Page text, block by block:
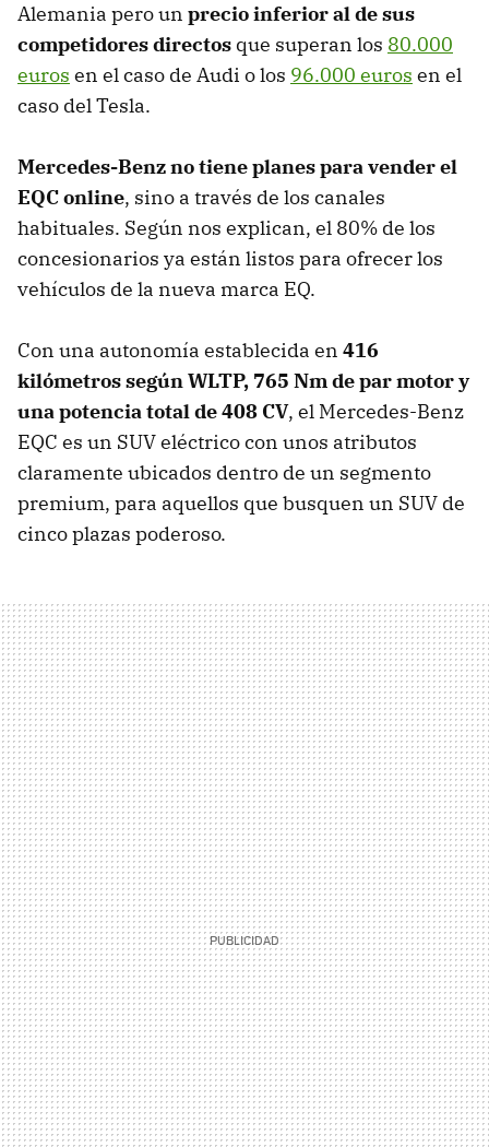
Alemania pero un precio inferior al de sus
competidores directos que superan los 80.000
euros en el caso de Audi o los 96.000 euros en el
caso del Tesla.
Mercedes-Benz no tiene planes para vender el
EQC online, sino a través de los canales
habituales. Según nos explican, el 80% de los
concesionarios ya están listos para ofrecer los
vehículos de la nueva marca EQ.
Con una autonomía establecida en 416
kilómetros según WLTP, 765 Nm de par motor y
una potencia total de 408 CV, el Mercedes-Benz
EQC es un SUV eléctrico con unos atributos
claramente ubicados dentro de un segmento
premium, para aquellos que busquen un SUV de
cinco plazas poderoso.